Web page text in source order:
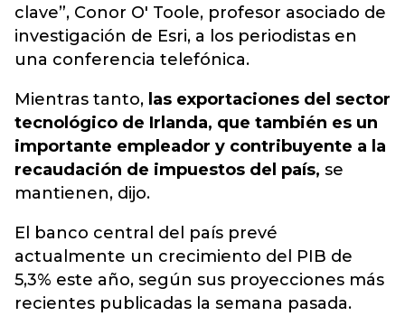
clave”, Conor O' Toole, profesor asociado de
investigación de Esri, a los periodistas en
una conferencia telefónica.
Mientras tanto, las exportaciones del sector
tecnológico de Irlanda, que también es un
importante empleador y contribuyente a la
recaudación de impuestos del país, se
mantienen, dijo.
El banco central del país prevé
actualmente un crecimiento del PIB de
5,3% este año, según sus proyecciones más
recientes publicadas la semana pasada.